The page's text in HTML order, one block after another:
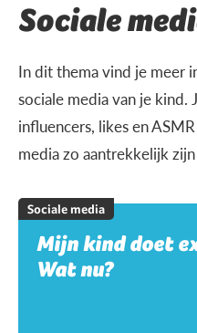
Sociale
In dit thema vind je meer
sociale media van je
influencers, likes en
media zo aantrekkelijk
Sociale media
Mijn kind doet
Wat nu?